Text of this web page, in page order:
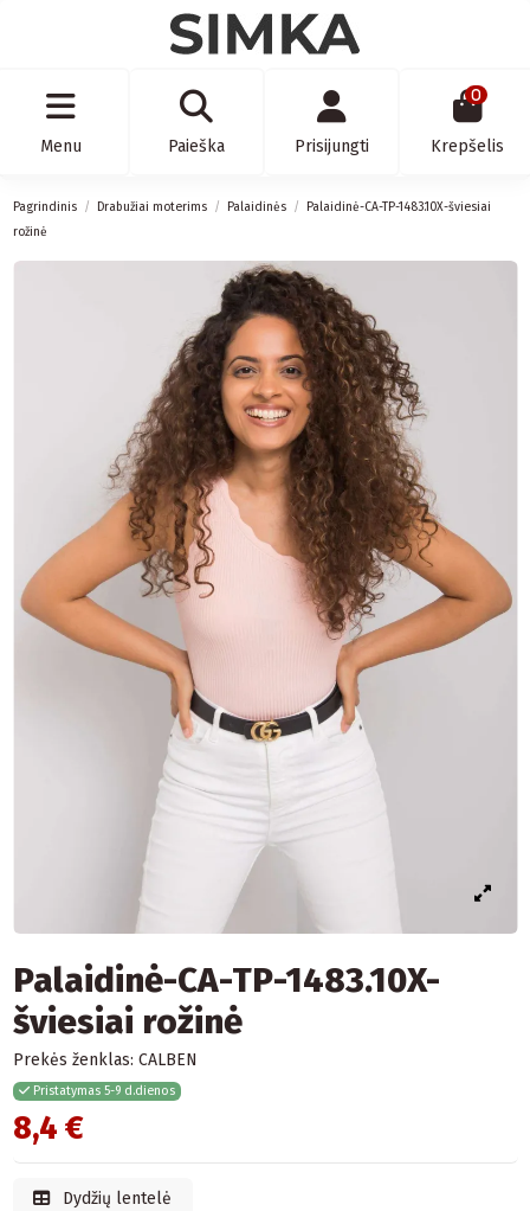
Menu Paieška Prisijungti
0
Krepšelis
Pagrindinis Drabužiai moterims Palaidinės
Palaidinė-CA-TP-1483.10X-šviesiai
rožinė
Palaidinė-CA-TP-1483.10X-
šviesiai rožinė
Prekės ženklas: CALBEN
Pristatymas 5-9 d.dienos
8,4 €
Dydžių lentelė